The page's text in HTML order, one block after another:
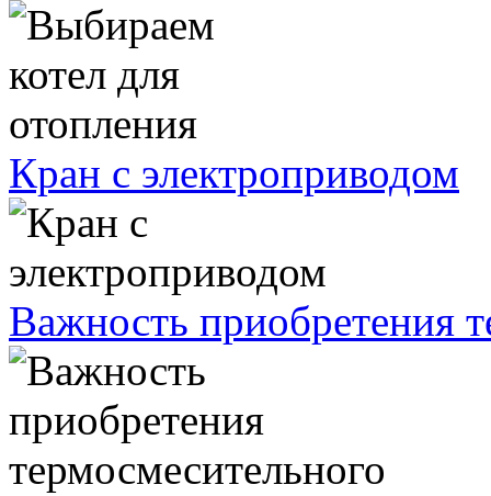
Кран с электроприводом
Важность приобретения